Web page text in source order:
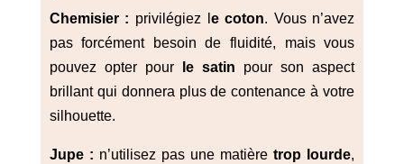
Chemisier : privilégiez l e coton. Vous n’avez
pas forcément besoin de fluidité, mais vous
pouvez opter pour
le satin pour son aspect
brillant qui donnera plus de contenance à votre
silhouette.
Jupe : n’utilisez pas une matièretrop lourde,